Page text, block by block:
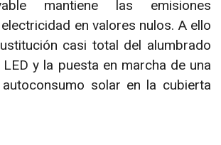
mantiene las emisiones
en valores nulos. A ello
casi total del alumbrado
y la puesta en marcha de una
solar en la cubierta